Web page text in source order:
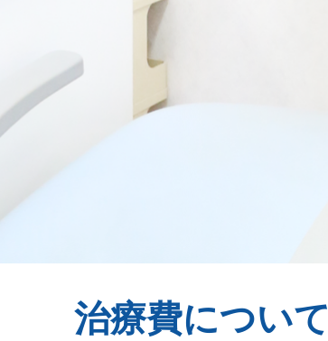
治療費について